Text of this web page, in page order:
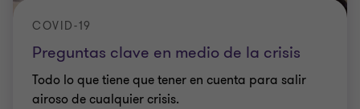
Preguntas clave en medio de la crisis
COVID-19
Todo lo que tiene que tener en cuenta para salir
airoso de cualquier crisis.